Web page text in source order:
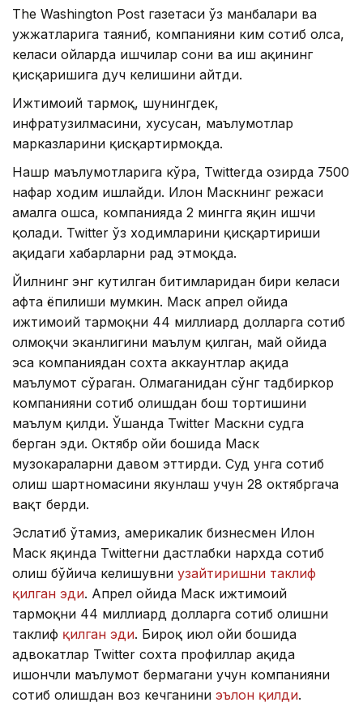
The Washington Post газетаси ўз манбалари ва
ҳужжатларига таяниб, компанияни ким сотиб олса,
келаси ойларда ишчилар сони ва иш ҳақининг
қисқаришига дуч келишини айтди.
Ижтимоий тармоқ, шунингдек,
инфратузилмасини, хусусан, маълумотлар
марказларини қисқартирмоқда.
Нашр маълумотларига кўра, Twitterда ҳозирда 7500
нафар ходим ишлайди. Илон Маскнинг режаси
амалга ошса, компанияда 2 мингга яқин ишчи
қолади. Twitter ўз ходимларини қисқартириши
ҳақидаги хабарларни рад этмоқда.
Йилнинг энг кутилган битимларидан бири келаси
ҳафта ёпилиши мумкин. Маск апрел ойида
ижтимоий тармоқни 44 миллиард долларга сотиб
олмоқчи эканлигини маълум қилган, май ойида
эса компаниядан сохта аккаунтлар ҳақида
маълумот сўраган. Олмаганидан сўнг тадбиркор
компанияни сотиб олишдан бош тортишини
маълум қилди. Ўшанда Twitter Маскни судга
берган эди. Октябр ойи бошида Маск
музокараларни давом эттирди. Суд унга сотиб
олиш шартномасини якунлаш учун 28 октябргача
вақт берди.
Эслатиб ўтамиз, америкалик бизнесмен Илон
Маск яқинда Twitterни дастлабки нархда сотиб
олиш бўйича келишувни узайтиришни таклиф
қилган эди. Апрел ойида Маск ижтимоий
тармоқни 44 миллиард долларга сотиб олишни
таклиф қилган эди. Бироқ июл ойи бошида
адвокатлар Twitter сохта профиллар ҳақида
ишончли маълумот бермагани учун компанияни
сотиб олишдан воз кечганини эълон қилди.